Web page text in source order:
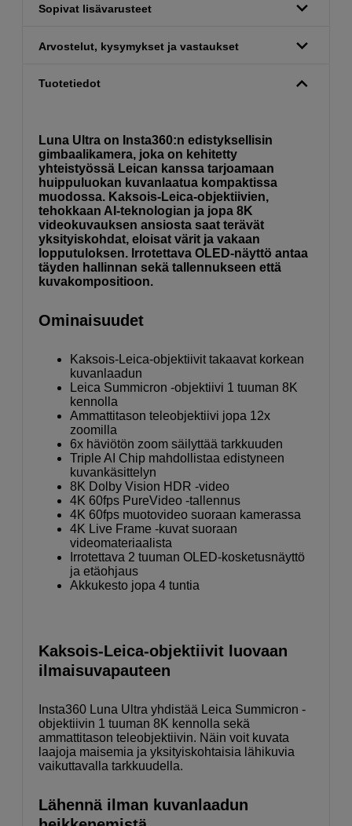
Sopivat lisävarusteet
Arvostelut, kysymykset ja vastaukset
Tuotetiedot
Luna Ultra on Insta360:n edistyksellisin
gimbaalikamera, joka on kehitetty
yhteistyössä Leican kanssa tarjoamaan
huippuluokan kuvanlaatua kompaktissa
muodossa. Kaksois-Leica-objektiivien,
tehokkaan AI-teknologian ja jopa 8K
videokuvauksen ansiosta saat terävät
yksityiskohdat, eloisat värit ja vakaan
lopputuloksen. Irrotettava OLED-näyttö antaa
täyden hallinnan sekä tallennukseen että
kuvakompositioon.
Ominaisuudet
Kaksois-Leica-objektiivit takaavat korkean
kuvanlaadun
Leica Summicron -objektiivi 1 tuuman 8K
kennolla
Ammattitason teleobjektiivi jopa 12x
zoomilla
6x häviötön zoom säilyttää tarkkuuden
Triple AI Chip mahdollistaa edistyneen
kuvankäsittelyn
8K Dolby Vision HDR -video
4K 60fps PureVideo -tallennus
4K 60fps muotovideo suoraan kamerassa
4K Live Frame -kuvat suoraan
videomateriaalista
Irrotettava 2 tuuman OLED-kosketusnäyttö
ja etäohjaus
Akkukesto jopa 4 tuntia
Kaksois-Leica-objektiivit luovaan
ilmaisuvapauteen
Insta360 Luna Ultra yhdistää Leica Summicron -
objektiivin 1 tuuman 8K kennolla sekä
ammattitason teleobjektiivin. Näin voit kuvata
laajoja maisemia ja yksityiskohtaisia lähikuvia
vaikuttavalla tarkkuudella.
Lähennä ilman kuvanlaadun